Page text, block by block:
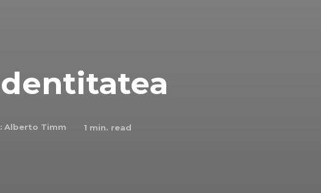
Alberto Timm 1 min. read